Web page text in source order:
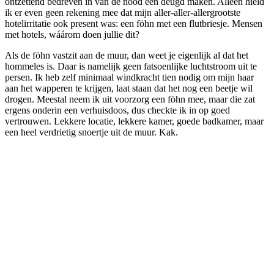
ik er even geen rekening mee dat mijn aller-aller-allergrootste
hotelirritatie ook present was: een föhn met een flutbriesje. Mensen
met hotels, wáárom doen jullie dit?
Als de föhn vastzit aan de muur, dan weet je eigenlijk al dat het
hommeles is. Daar is namelijk geen fatsoenlijke luchtstroom uit te
persen. Ik heb zelf minimaal windkracht tien nodig om mijn haar
aan het wapperen te krijgen, laat staan dat het nog een beetje wil
drogen. Meestal neem ik uit voorzorg een föhn mee, maar die zat
ergens onderin een verhuisdoos, dus checkte ik in op goed
vertrouwen. Lekkere locatie, lekkere kamer, goede badkamer, maar
een heel verdrietig snoertje uit de muur. Kak.